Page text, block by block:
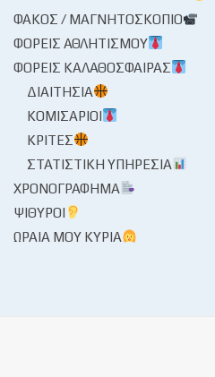
ΦΑΚΌΣ / ΜΑΓΝΗΤΟΣΚΌΠΙΟ
ΦΟΡΕΊΣ ΑΘΛΗΤΙΣΜΟΎ
ΦΟΡΕΊΣ ΚΑΛΑΘΌΣΦΑΙΡΑΣ
ΔΙΑΙΤΗΣΊΑ
ΚΟΜΙΣΆΡΙΟΙ
ΚΡΙΤΈΣ
ΣΤΑΤΙΣΤΙΚΉ ΥΠΗΡΕΣΊΑ
ΧΡΟΝΟΓΡΆΦΗΜΑ
ΨΊΘΥΡΟΙ
ΩΡΑΊΑ ΜΟΥ ΚΥΡΊΑ